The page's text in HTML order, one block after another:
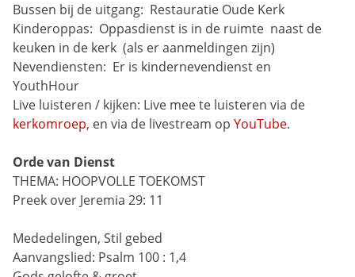
Bussen bij de uitgang: Restauratie Oude Kerk
Kinderoppas: Oppasdienst is in de ruimte naast de
keuken in de kerk (als er aanmeldingen zijn)
Nevendiensten:
YouthHour
Live luisteren / kijken:
kerkomroep, en via de livestream op YouTube.
Orde van Dienst
THEMA: HOOPVOLLE TOEKOMST
Preek over Jeremia 29: 11
Mededelingen, Stil gebed
Aanvangslied: Psalm 100 : 1,4